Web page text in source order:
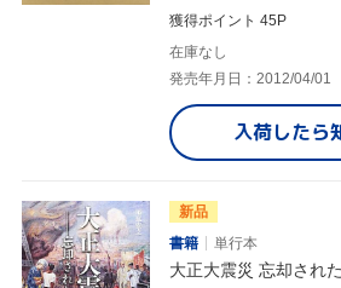
獲得ポイント 45P
在庫なし
発売年月日：2012/04/01
入荷したら
新品
書籍
単行本
大正大震災 忘却され